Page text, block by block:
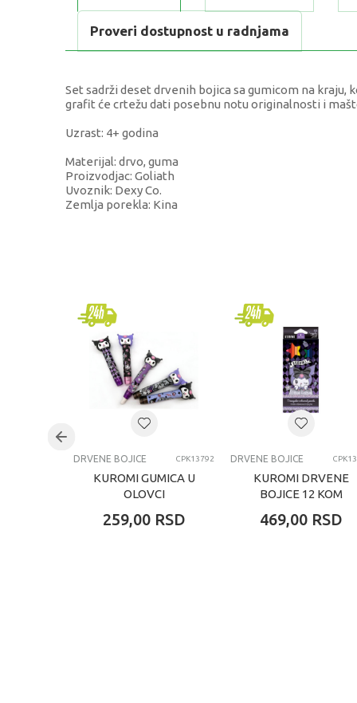
Proveri dostupnost u radnjama
Set sadrži deset drvenih bojica sa gumicom na
grafit će crtežu dati posebnu notu originalnosti i
Uzrast: 4+ godina
Materijal: drvo, guma
Proizvodjac: Goliath
Uvoznik: Dexy Co.
Zemlja porekla: Kina
Brend
Pol
Uzrast
DRVENE BOJICE CPK13792
KUROMI GUMICA U
OLOVCI
259,00 RSD
DRVENE BOJICE
KUROMI DRVENE
BOJICE 12 KOM
469,00 RSD